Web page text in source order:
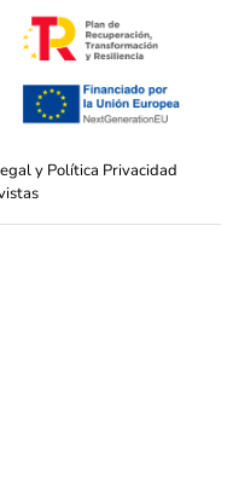
y Política Privacidad